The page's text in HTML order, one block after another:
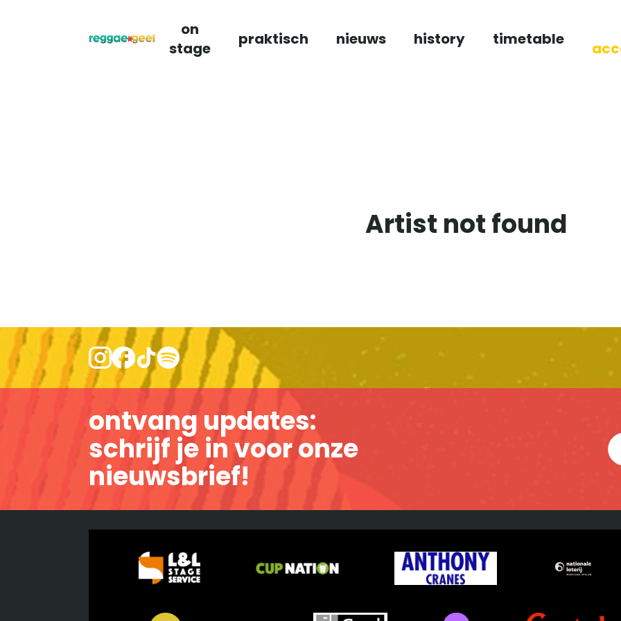
on
stage
praktisch nieuws history timetable
Artist not found
ontvang updates:
schrijf je in voor onze
nieuwsbrief!